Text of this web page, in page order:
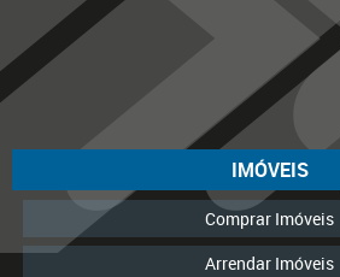
IMÓVEIS
Comprar Imóveis
Arrendar Imóveis